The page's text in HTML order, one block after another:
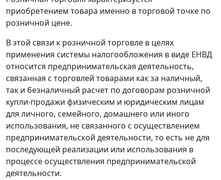
приобретением товара именно в торговой точке по
розничной цене.
В этой связи к розничной торговле в целях
применения системы налогообложения в виде ЕНВД
относится предпринимательская деятельность,
связанная с торговлей товарами как за наличный,
так и безналичный расчет по договорам розничной
купли-продажи физическим и юридическим лицам
для личного, семейного, домашнего или иного
использования, не связанного с осуществлением
предпринимательской деятельности, то есть не для
последующей реализации или использования в
процессе осуществления предпринимательской
деятельности.